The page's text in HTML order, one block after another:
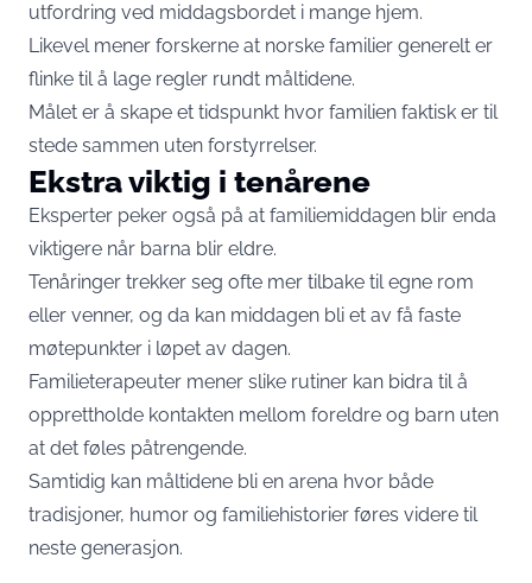
utfordring ved middagsbordet i mange hjem.
Likevel mener forskerne at norske familier generelt er
flinke til å lage regler rundt måltidene.
Målet er å skape et tidspunkt hvor familien faktisk er til
stede sammen uten forstyrrelser.
Ekstra viktig i tenårene
Eksperter peker også på at familiemiddagen blir enda
viktigere når barna blir eldre.
Tenåringer trekker seg ofte mer tilbake til egne rom
eller venner, og da kan middagen bli et av få faste
møtepunkter i løpet av dagen.
Familieterapeuter mener slike rutiner kan bidra til å
opprettholde kontakten mellom foreldre og barn uten
at det føles påtrengende.
Samtidig kan måltidene bli en arena hvor både
tradisjoner, humor og familiehistorier føres videre til
neste generasjon.